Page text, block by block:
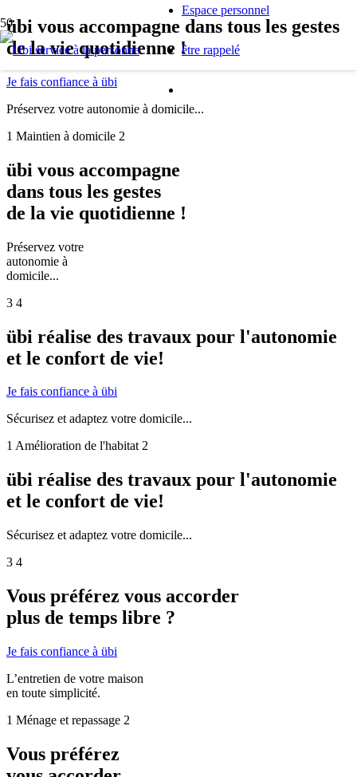
Espace personnel
être rappelé
übi vous accompagne dans tous les gestes
de la vie quotidienne !
Je fais confiance à übi
Préservez votre autonomie à domicile...
1 Maintien à domicile 2
übi vous accompagne
dans tous les gestes
de la vie quotidienne !
Préservez votre
autonomie à
domicile...
3 4
übi réalise des travaux pour l'autonomie
et le confort de vie!
Je fais confiance à übi
Sécurisez et adaptez votre domicile...
1 Amélioration de l'habitat 2
übi réalise des travaux pour l'autonomie
et le confort de vie!
Sécurisez et adaptez votre domicile...
3 4
Vous préférez vous accorder
plus de temps libre ?
Je fais confiance à übi
L’entretien de votre maison
en toute simplicité.
1 Ménage et repassage 2
Vous préférez